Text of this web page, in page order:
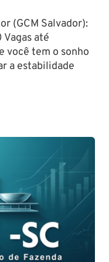
(GCM Salvador):
até
você tem o sonho
a estabilidade